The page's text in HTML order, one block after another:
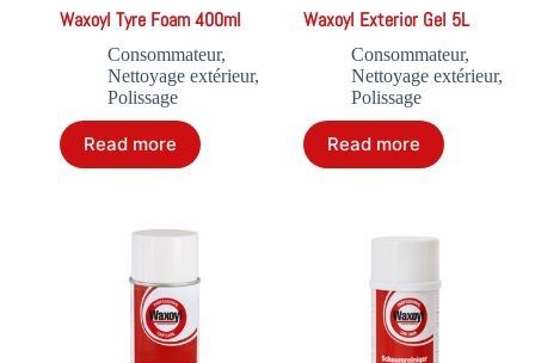
Waxoyl Tyre Foam 400ml
Consommateur,
Nettoyage extérieur,
Polissage
Read more
Waxoyl Exterior Gel 5L
Consommateur,
Nettoyage extérieur,
Polissage
Read more